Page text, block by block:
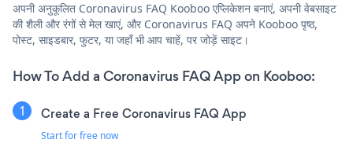
अपनी अनुकूलित Coronavirus FAQ Kooboo एप्लिकेशन बनाएं, अपनी वेबसाइट
की शैली और रंगों से मेल खाएं, और Coronavirus FAQ अपने Kooboo पृष्ठ,
पोस्ट, साइडबार, फुटर, या जहाँ भी आप चाहें, पर जोड़ें साइट।
How To Add a Coronavirus FAQ App on Kooboo:
Create a Free Coronavirus FAQ App
Start for free now